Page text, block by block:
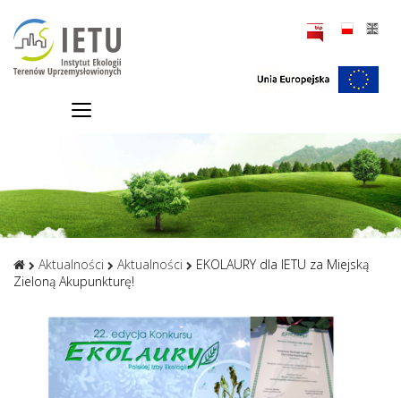
Aktualności Aktualności
EKOLAURY dla IETU za Miejską
Zieloną Akupunkturę!